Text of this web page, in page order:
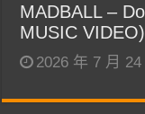
MADBALL –
MUSIC VIDEO)
2026 年 7 月 24